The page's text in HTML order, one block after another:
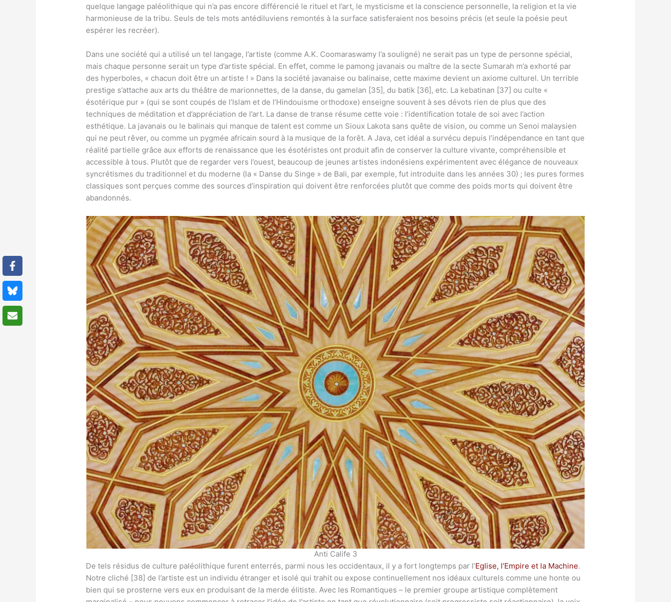
quelque langage paléolithique qui n’a pas encore différencié le rituel et l’art, le mysticisme et la conscience personnelle, la religion et la vie
harmonieuse de la tribu. Seuls de tels mots antédiluviens remontés à la surface satisferaient nos besoins précis (et seule la poésie peut
espérer les recréer).
Dans une société qui a utilisé un tel langage, l’artiste (comme A.K. Coomaraswamy l’a souligné) ne serait pas un type de personne spécial,
mais chaque personne serait un type d’artiste spécial. En effet, comme le pamong javanais ou maître de la secte Sumarah m’a exhorté par
des hyperboles, « chacun doit être un artiste ! » Dans la société javanaise ou balinaise, cette maxime devient un axiome culturel. Un terrible
prestige s’attache aux arts du théâtre de marionnettes, de la danse, du gamelan [35], du batik [36], etc. La kebatinan [37] ou culte «
ésotérique pur » (qui se sont coupés de l’Islam et de l’Hindouisme orthodoxe) enseigne souvent à ses dévots rien de plus que des
techniques de méditation et d’appréciation de l’art. La danse de transe résume cette voie : l’identification totale de soi avec l’action
esthétique. La javanais ou le balinais qui manque de talent est comme un Sioux Lakota sans quête de vision, ou comme un Senoi malaysien
qui ne peut rêver, ou comme un pygmée africain sourd à la musique de la forêt. A Java, cet idéal a survécu depuis l’indépendance en tant que
réalité partielle grâce aux efforts de renaissance que les ésotéristes ont produit afin de conserver la culture vivante, compréhensible et
accessible à tous. Plutôt que de regarder vers l’ouest, beaucoup de jeunes artistes indonésiens expérimentent avec élégance de nouveaux
syncrétismes du traditionnel et du moderne (la « Danse du Singe » de Bali, par exemple, fut introduite dans les années 30) ; les pures formes
classiques sont perçues comme des sources d’inspiration qui doivent être renforcées plutôt que comme des poids morts qui doivent être
abandonnés.
Anti Calife 3
De tels résidus de culture paléolithique furent enterrés, parmi nous les occidentaux, il y a fort longtemps par l’Eglise, l’Empire et la Machine.
Notre cliché [38] de l’artiste est un individu étranger et isolé qui trahit ou expose continuellement nos idéaux culturels comme une honte ou
bien qui se prosterne vers eux en produisant de la merde élitiste. Avec les Romantiques – le premier groupe artistique complètement